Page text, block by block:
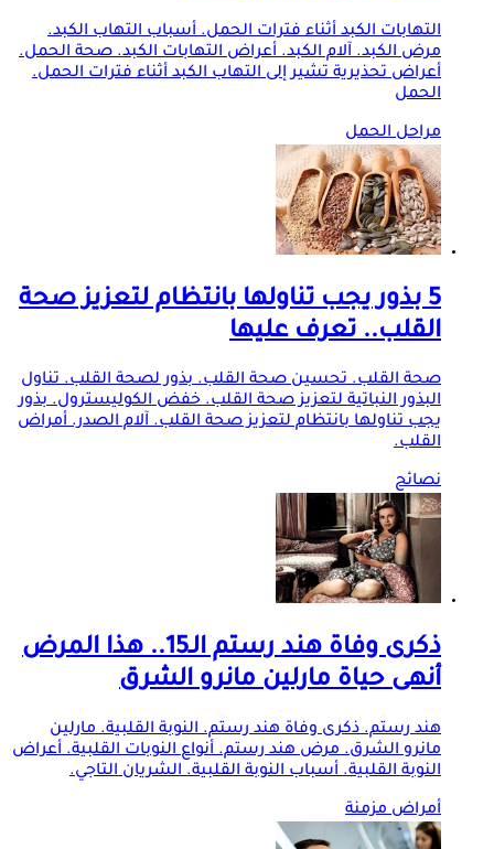
التهابات الكبد أثناء فترات الحمل. أسباب التهاب الكبد.
مرض الكبد. آلام الكبد. أعراض التهابات الكبد. صحة الحمل.
أعراض تحذيرية تشير إلى التهاب الكبد أثناء فترات الحمل.
الحمل
مراحل الحمل
5 بذور يجب تناولها بانتظام لتعزيز صحة
القلب.. تعرف عليها
صحة القلب. تحسين صحة القلب. بذور لصحة القلب. تناول
البذور النباتية لتعزيز صحة القلب. خفض الكوليسترول. بذور
يجب تناولها بانتظام لتعزيز صحة القلب. آلام الصدر. أمراض
القلب.
نصائح
ذكرى وفاة هند رستم الـ15.. هذا المرض
أنهى حياة مارلين مانرو الشرق
هند رستم. ذكرى وفاة هند رستم. النوبة القلبية. مارلين
مانرو الشرق. مرض هند رستم. أنواع النوبات القلبية. أعراض
النوبة القلبية. أسباب النوبة القلبية. الشريان التاجي.
أمراض مزمنة